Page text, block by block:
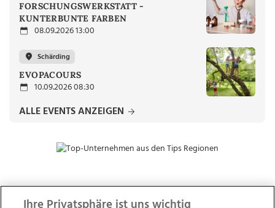
FORSCHUNGSWERKSTATT -
KUNTERBUNTE FARBEN
08.09.2026 13:00
Schärding
EVOPACOURS
10.09.2026 08:30
ALLE EVENTS ANZEIGEN
ZUR NACHRICHTENÜBERSICHT